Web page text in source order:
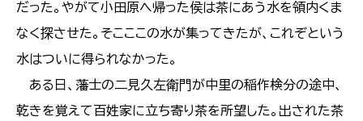
だった。やがて小田原へ帰った侯は茶にあう水を領内くま
なく探させた。そこここの水が集ってきたが、これぞという
水はついに得られなかった。
ある日、藩士の二見久左衛門が中里の稲作検分の途中、
乾きを覚えて百姓家に立ち寄り茶を所望した。出された茶